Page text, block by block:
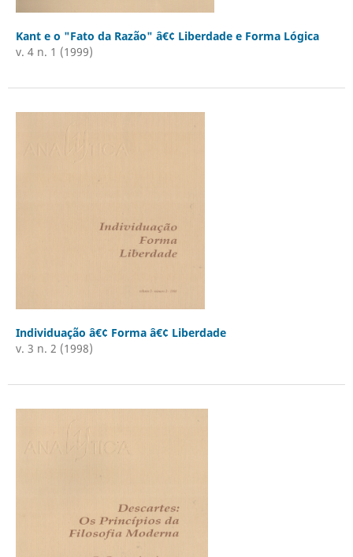
Kant e o "Fato da Razão" â€¢ Liberdade e Forma Lógica
v. 4 n. 1 (1999)
Individuação â€¢ Forma â€¢ Liberdade
v. 3 n. 2 (1998)